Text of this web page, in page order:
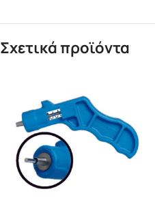
Σχετικά προϊόντα